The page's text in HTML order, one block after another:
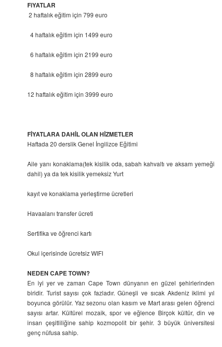
FiYATLAR
2 haftalık eğitim için 799 euro
4 haftalık eğitim için 1499 euro
6 haftalık eğitim için 2199 euro
8 haftalık eğitim için 2899 euro
12 haftalık eğitim için 3999 euro
FİYATLARA DAHİL OLAN HİZMETLER
Haftada 20 derslik Genel İngilizce Eğitimi
Aile yanı konaklama(tek kisilik oda, sabah kahvaltı ve aksam yemeği
dahil) ya da tek kisilik yemeksiz Yurt
kayıt ve konaklama yerleştirme ücretleri
Havaalanı transfer ücreti
Sertifika ve öğrenci kartı
Okul içerisinde ücretsiz WIFI
NEDEN CAPE TOWN?
En iyi yer ve zaman Cape Town dünyanın en güzel şehirlerinden
biridir. Turist sayısı çok fazladır. Güneşli ve sıcak Akdeniz iklimi yıl
boyunca görülür. Yaz sezonu olan kasım ve Mart arası gelen öğrenci
sayısı artar. Kültürel mozaik, spor ve eğlence Birçok kültür, din ve
insan çeşitliliğine sahip kozmopolit bir şehir. 3 büyük üniversitesi
genç nüfusa sahip.